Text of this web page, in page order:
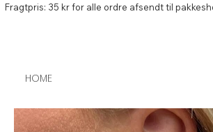
Fragtpris: 35 kr for alle ordre afsendt til
HOME